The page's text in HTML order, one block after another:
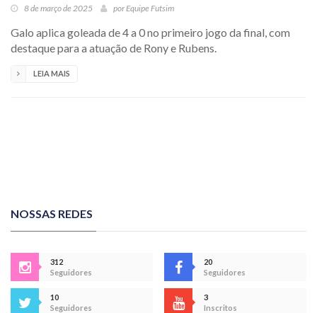
8 de março de 2025 porEquipe Futsim
Galo aplica goleada de 4 a 0 no primeiro jogo da final, com
destaque para a atuação de Rony e Rubens.
LEIA MAIS
NOSSAS REDES
312
Seguidores
20
Seguidores
10
Seguidores
3
Inscritos